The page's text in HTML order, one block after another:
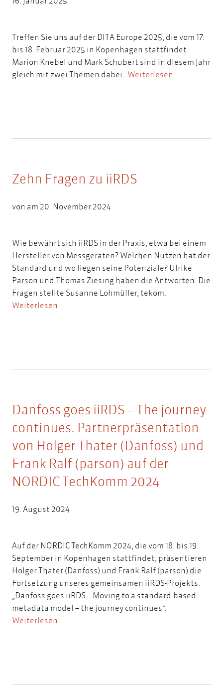
Treffen Sie uns auf der DITA Europe 2025, die vom 17.
bis 18. Februar 2025 in Kopenhagen stattfindet.
Marion Knebel und Mark Schubert sind in diesem Jahr
gleich mit zwei Themen dabei. Weiterlesen
Zehn Fragen zu iiRDS
von am 20. November 2024
Wie bewährt sich iiRDS in der Praxis, etwa bei einem
Hersteller von Messgeräten? Welchen Nutzen hat der
Standard und wo liegen seine Potenziale? Ulrike
Parson und Thomas Ziesing haben die Antworten. Die
Fragen stellte Susanne Lohmüller, tekom.
Weiterlesen
Danfoss goes iiRDS – The journey
continues. Partnerpräsentation
von Holger Thater (Danfoss) und
Frank Ralf (parson) auf der
NORDIC TechKomm 2024
19. August 2024
Auf der NORDIC TechKomm 2024, die vom 18. bis 19.
September in Kopenhagen stattfindet, präsentieren
Holger Thater (Danfoss) und Frank Ralf (parson) die
Fortsetzung unseres gemeinsamen iiRDS-Projekts:
„Danfoss goes iiRDS – Moving to a standard-based
metadata model – the journey continues“.
Weiterlesen